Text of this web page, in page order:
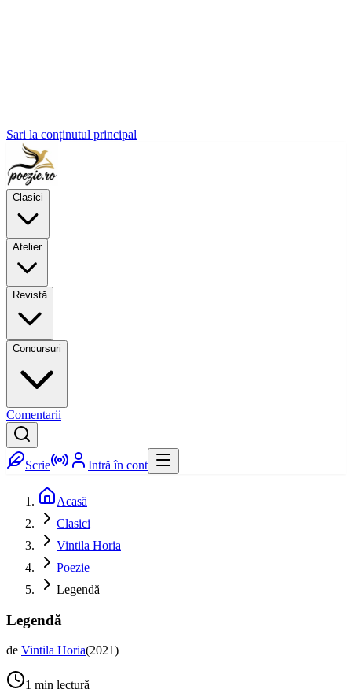
Sari la conținutul principal
Clasici
Atelier
Revistă
Concursuri
Comentarii
Scrie Intră în cont
Acasă
Clasici
Vintila Horia
Poezie
Legendă
Legendă
de Vintila Horia(2021)
1 min lectură